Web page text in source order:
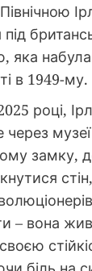
яка
в 1949-му.
році,
замку,
– вона